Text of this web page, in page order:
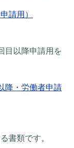
請用）
目以降申請用を
降・労働者申請
書類です。